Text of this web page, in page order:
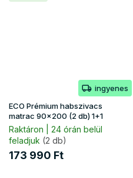
ingyenes
ECO Prémium habszivacs
matrac 90x200 (2 db) 1+1
Raktáron | 24 órán belül
feladjuk (2 db)
173 990 Ft